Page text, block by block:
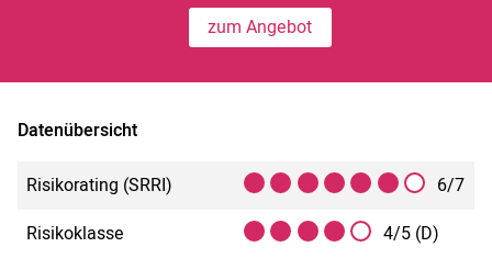
zum Angebot
Datenübersicht
Risikorating (SRRI)
6/7
Risikoklasse
4/5 (D)